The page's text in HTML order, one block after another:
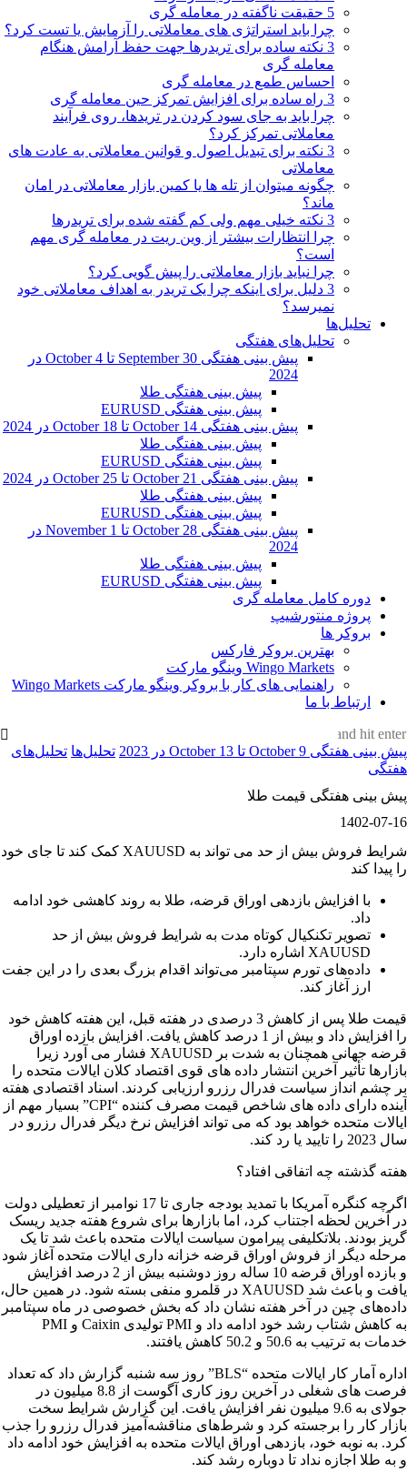
5 حقیقت ناگفته در معامله گری
چرا باید استراتژی های معاملاتی را آزمایش یا تست کرد؟
3 نکته ساده برای تریدرها جهت حفظ آرامش هنگام
معامله گری
احساس طمع در معامله گری
3 راه ساده برای افزایش تمرکز حین معامله گری
چرا باید به جای سود کردن در تریدها، روی فرآیند
معاملاتی تمرکز کرد؟
3 نکته برای تبدیل اصول و قوانین معاملاتی به عادت های
معاملاتی
چگونه میتوان از تله ها یا کمین بازار معاملاتی در امان
ماند؟
3 نکته خیلی مهم ولی کم گفته شده برای تریدرها
چرا انتظارات بیشتر از وین ریت در معامله گری مهم
است؟
چرا نباید بازار معاملاتی را پیش گویی کرد؟
3 دلیل برای اینکه چرا یک تریدر به اهداف معاملاتی خود
نمیرسد؟
تحلیل‌ها
تحلیل‌های هفتگی
پیش بینی هفتگی 30 September تا 4 October در
2024
پیش بینی هفتگی طلا
پیش بینی هفتگی EURUSD
پیش بینی هفتگی 14 October تا 18 October در 2024
پیش بینی هفتگی طلا
پیش بینی هفتگی EURUSD
پیش بینی هفتگی 21 October تا 25 October در 2024
پیش بینی هفتگی طلا
پیش بینی هفتگی EURUSD
پیش بینی هفتگی 28 October تا 1 November در
2024
پیش بینی هفتگی طلا
پیش بینی هفتگی EURUSD
دوره کامل معامله گری
پروژه منتورشیپ
بروکر ها
بهترین بروکر فارکس
Wingo Markets وینگو مارکت
راهنمایی های کار با بروکر وینگو مارکت ‌Wingo Markets
ارتباط با ما
پیش بینی هفتگی October 9 تا 13 October در 2023 تحلیل‌ها تحلیل‌های
هفتگی
پیش بینی هفتگی قیمت طلا
1402-07-16
شرایط فروش بیش از حد می تواند به XAUUSD کمک کند تا جای خود
را پیدا کند
با افزایش بازدهی اوراق قرضه، طلا به روند کاهشی خود ادامه
داد.
تصویر تکنکیال کوتاه مدت به شرایط فروش بیش از حد
XAUUSD اشاره دارد.
داده‌های تورم سپتامبر می‌تواند اقدام بزرگ بعدی را در این جفت
ارز آغاز کند.
قیمت طلا پس از کاهش 3 درصدی در هفته قبل، این هفته کاهش خود
را افزایش داد و بیش از 1 درصد کاهش یافت. افزایش بازده اوراق
قرضه جهانی همچنان به شدت بر XAUUSD فشار می آورد زیرا
بازارها تأثیر آخرین انتشار داده های قوی اقتصاد کلان ایالات متحده را
بر چشم انداز سیاست فدرال رزرو ارزیابی کردند. اسناد اقتصادی هفته
آینده دارای داده های شاخص قیمت مصرف کننده “CPI” بسیار مهم از
ایالات متحده خواهد بود که می تواند افزایش نرخ دیگر فدرال رزرو در
سال 2023 را تایید یا رد کند.
هفته گذشته چه اتفاقی افتاد؟
اگرچه کنگره آمریکا با تمدید بودجه جاری تا 17 نوامبر از تعطیلی دولت
در آخرین لحظه اجتناب کرد، اما بازارها برای شروع هفته جدید ریسک
گریز بودند. بلاتکلیفی پیرامون سیاست ایالات متحده باعث شد تا یک
مرحله دیگر از فروش اوراق قرضه خزانه داری ایالات متحده آغاز شود
و بازده اوراق قرضه 10 ساله روز دوشنبه بیش از 2 درصد افزایش
یافت و باعث شد XAUUSD در قلمرو منفی بسته شود. در همین حال،
داده‌های چین در آخر هفته نشان داد که بخش خصوصی در ماه سپتامبر
به کاهش شتاب رشد خود ادامه داد و PMI تولیدی Caixin و PMI
خدمات به ترتیب به 50.6 و 50.2 کاهش یافتند.
اداره آمار کار ایالات متحده “BLS” روز سه شنبه گزارش داد که تعداد
فرصت های شغلی در آخرین روز کاری آگوست از 8.8 میلیون در
جولای به 9.6 میلیون نفر افزایش یافت. این گزارش شرایط سخت
بازار کار را برجسته کرد و شرط‌های مناقشه‌آمیز فدرال رزرو را جذب
کرد. به نوبه خود، بازدهی اوراق ایالات متحده به افزایش خود ادامه داد
و به طلا اجازه نداد تا دوباره رشد کند.